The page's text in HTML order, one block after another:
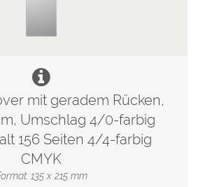
mit geradem Rücken,
Umschlag 4/0-farbig
156 Seiten 4/4-farbig
CMYK
135 x 215 mm